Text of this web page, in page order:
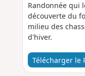
Randonnée qui
découverte du
milieu des
d'hiver.
Télécharger le